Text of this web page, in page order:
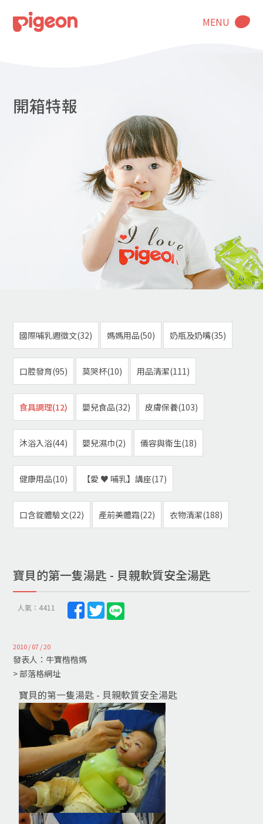
MENU
開箱特報
國際哺乳週徵文(32) 媽媽用品(50) 奶瓶及奶嘴(35)
口腔發育(95) 莫哭杯(10) 用品清潔(111)
食具調理(12) 嬰兒食品(32) 皮膚保養(103)
沐浴入浴(44) 嬰兒濕巾(2) 儀容與衛生(18)
健康用品(10) 【愛 ♥ 哺乳】講座(17)
口含錠體驗文(22) 產前美體霜(22) 衣物清潔(188)
寶貝的第一隻湯匙 - 貝親軟質安全湯匙
人氣：4411
2010 / 07 / 20
發表人：牛寶楷楷媽
> 部落格網址
寶貝的第一隻湯匙 - 貝親軟質安全湯匙